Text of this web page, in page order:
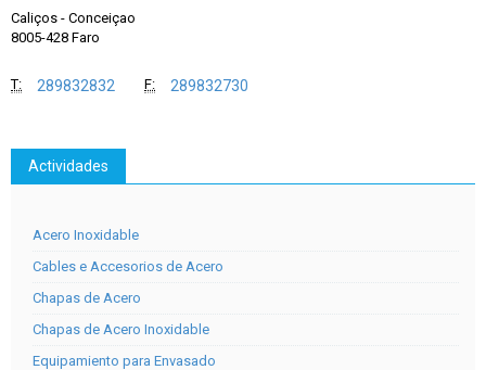
Caliços - Conceiçao
8005-428 Faro
T: 289832832 F: 289832730
Actividades
Acero Inoxidable
Cables e Accesorios de Acero
Chapas de Acero
Chapas de Acero Inoxidable
Equipamiento para Envasado